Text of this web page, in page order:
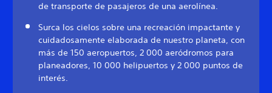
de transporte de pasajeros de una aerolínea.
Surca los cielos sobre una recreación impactante y
cuidadosamente elaborada de nuestro planeta, con
más de 150 aeropuertos, 2 000 aeródromos para
planeadores, 10 000 helipuertos y 2 000 puntos de
interés.